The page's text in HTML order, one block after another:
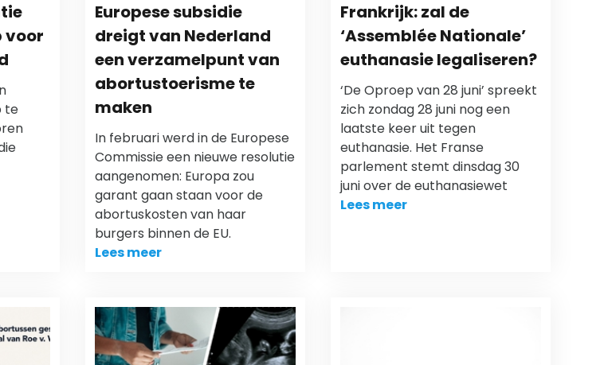
voor
te
Europese subsidie
dreigt van Nederland
een verzamelpunt van
abortustoerisme te
maken
In februari werd in de Europese
Commissie een nieuwe resolutie
aangenomen: Europa zou
garant gaan staan voor de
abortuskosten van haar
burgers binnen de EU.
Lees meer
Frankrijk: zal de
‘Assemblée Nationale’
euthanasie legaliseren?
‘De Oproep van 28 juni’ spreekt
zich zondag 28 juni nog een
laatste keer uit tegen
euthanasie. Het Franse
parlement stemt dinsdag 30
juni over de euthanasiewet
Lees meer